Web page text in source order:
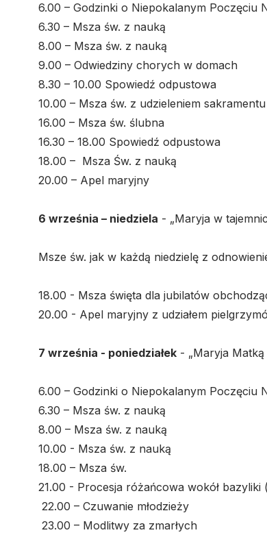
6.00 – Godzinki o Niepokalanym Poczęciu
6.30 – Msza św. z nauką
8.00 – Msza św. z nauką
9.00 – Odwiedziny chorych w domach
8.30 – 10.00 Spowiedź odpustowa
10.00 – Msza św. z udzieleniem
16.00 – Msza św. ślubna
16.30 – 18.00 Spowiedź odpustowa
18.00 – Msza Św. z nauką
20.00 – Apel maryjny
6 września – niedziela - „Maryja w
Msze św. jak w każdą niedzielę z
18.00 - Msza święta dla jubilatów
20.00 - Apel maryjny z udziałem
7 września - poniedziałek - „Maryja
6.00 – Godzinki o Niepokalanym Poczęciu
6.30 – Msza św. z nauką
8.00 – Msza św. z nauką
10.00 - Msza św. z nauką
18.00 – Msza św.
21.00 - Procesja różańcowa wokół bazyliki
22.00 – Czuwanie młodzieży
23.00 – Modlitwy za zmarłych